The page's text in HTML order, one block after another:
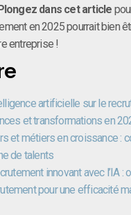
Plongez dans cet article
en 2025 pourrait bien
entreprise !
artificielle sur le
et transformations en
et métiers en croissance :
de talents
innovant avec l’IA :
pour une efficacité